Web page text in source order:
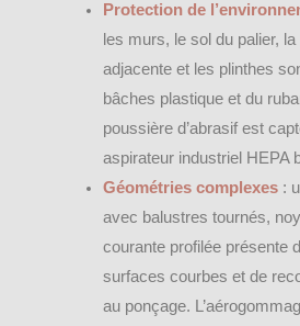
Protection de
les murs, le sol du palier,
adjacente et les plinthes
bâches plastique et du
poussière d’abrasif est
aspirateur industriel HEPA
Géométries complexes:
avec balustres tournés,
courante profilée présente
surfaces courbes et de
au ponçage.